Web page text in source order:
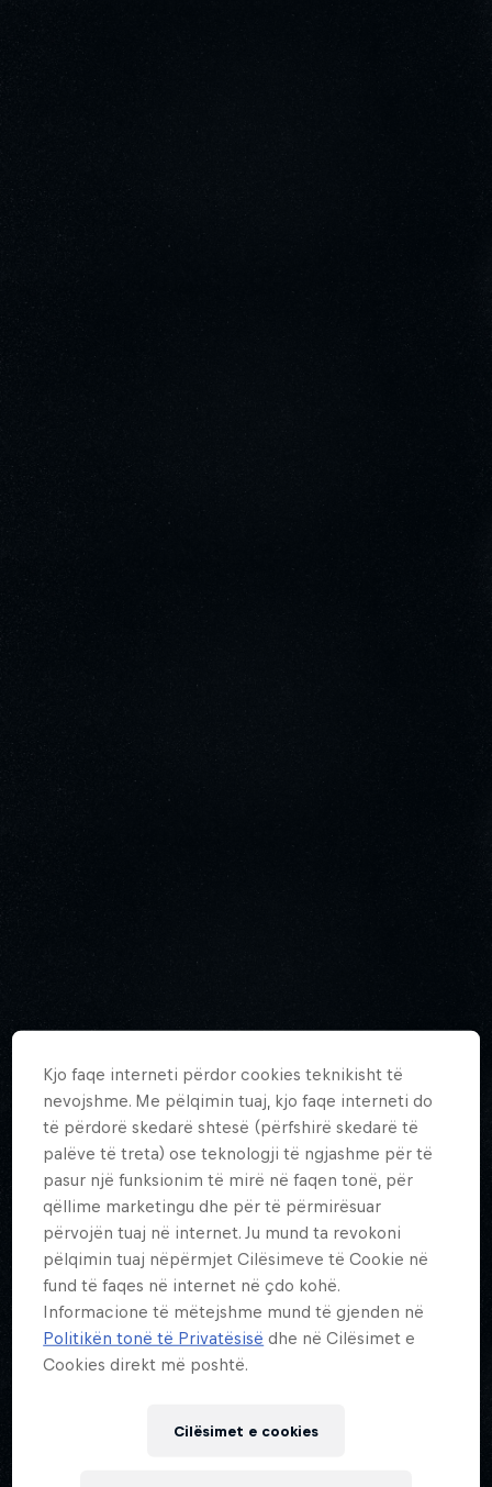
Kjo faqe interneti përdor cookies teknikisht të
nevojshme. Me pëlqimin tuaj, kjo faqe interneti do
të përdorë skedarë shtesë (përfshirë skedarë të
palëve të treta) ose teknologji të ngjashme për të
pasur një funksionim të mirë në faqen tonë, për
qëllime marketingu dhe për të përmirësuar
përvojën tuaj në internet. Ju mund ta revokoni
pëlqimin tuaj nëpërmjet Cilësimeve të Cookie në
fund të faqes në internet në çdo kohë.
Informacione të mëtejshme mund të gjenden në
Politikën tonë të Privatësisë dhe në Cilësimet e
Cookies direkt më poshtë.
Cilësimet e cookies